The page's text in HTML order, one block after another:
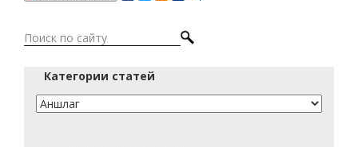
Категории статей